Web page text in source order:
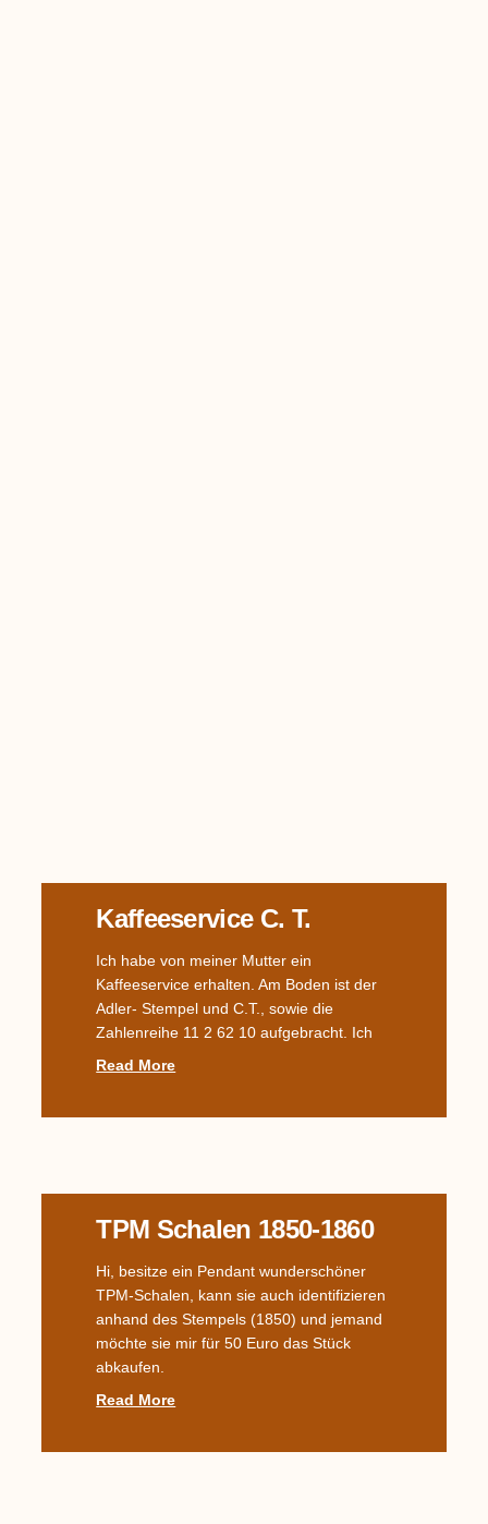
Kaffeeservice C. T.
Ich habe von meiner Mutter ein
Kaffeeservice erhalten. Am Boden ist der
Adler- Stempel und C.T., sowie die
Zahlenreihe 11 2 62 10 aufgebracht. Ich
Read More
TPM Schalen 1850-1860
Hi, besitze ein Pendant wunderschöner
TPM-Schalen, kann sie auch identifizieren
anhand des Stempels (1850) und jemand
möchte sie mir für 50 Euro das Stück
abkaufen.
Read More